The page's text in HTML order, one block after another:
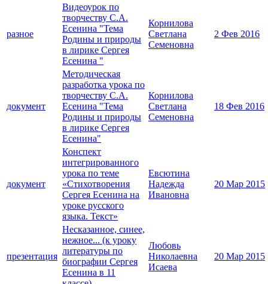
разное
Видеоурок по
творчеству С.А.
Есенина "Тема
Родины и природы
в лирике Сергея
Есенина "
Корнилова
Светлана
Семеновна
2 Фев 2016
документ
Методическая
разработка урока по
творчеству С.А.
Есенина "Тема
Родины и природы
в лирике Сергея
Есенина"
Корнилова
Светлана
Семеновна
18 Фев 2016
документ
Конспект
интегрированного
урока по теме
«Стихотворения
Сергея Есенина на
уроке русского
языка. Текст»
Евсютина
Надежда
Ивановна
20 Мар 2015
презентация
Несказанное, синее,
нежное... (к уроку
литературы по
биографии Сергея
Есенина в 11
Любовь
Николаевна
Исаева
20 Мар 2015